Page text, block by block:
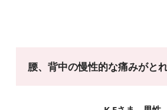
腰、背中の慢性的な痛みがと